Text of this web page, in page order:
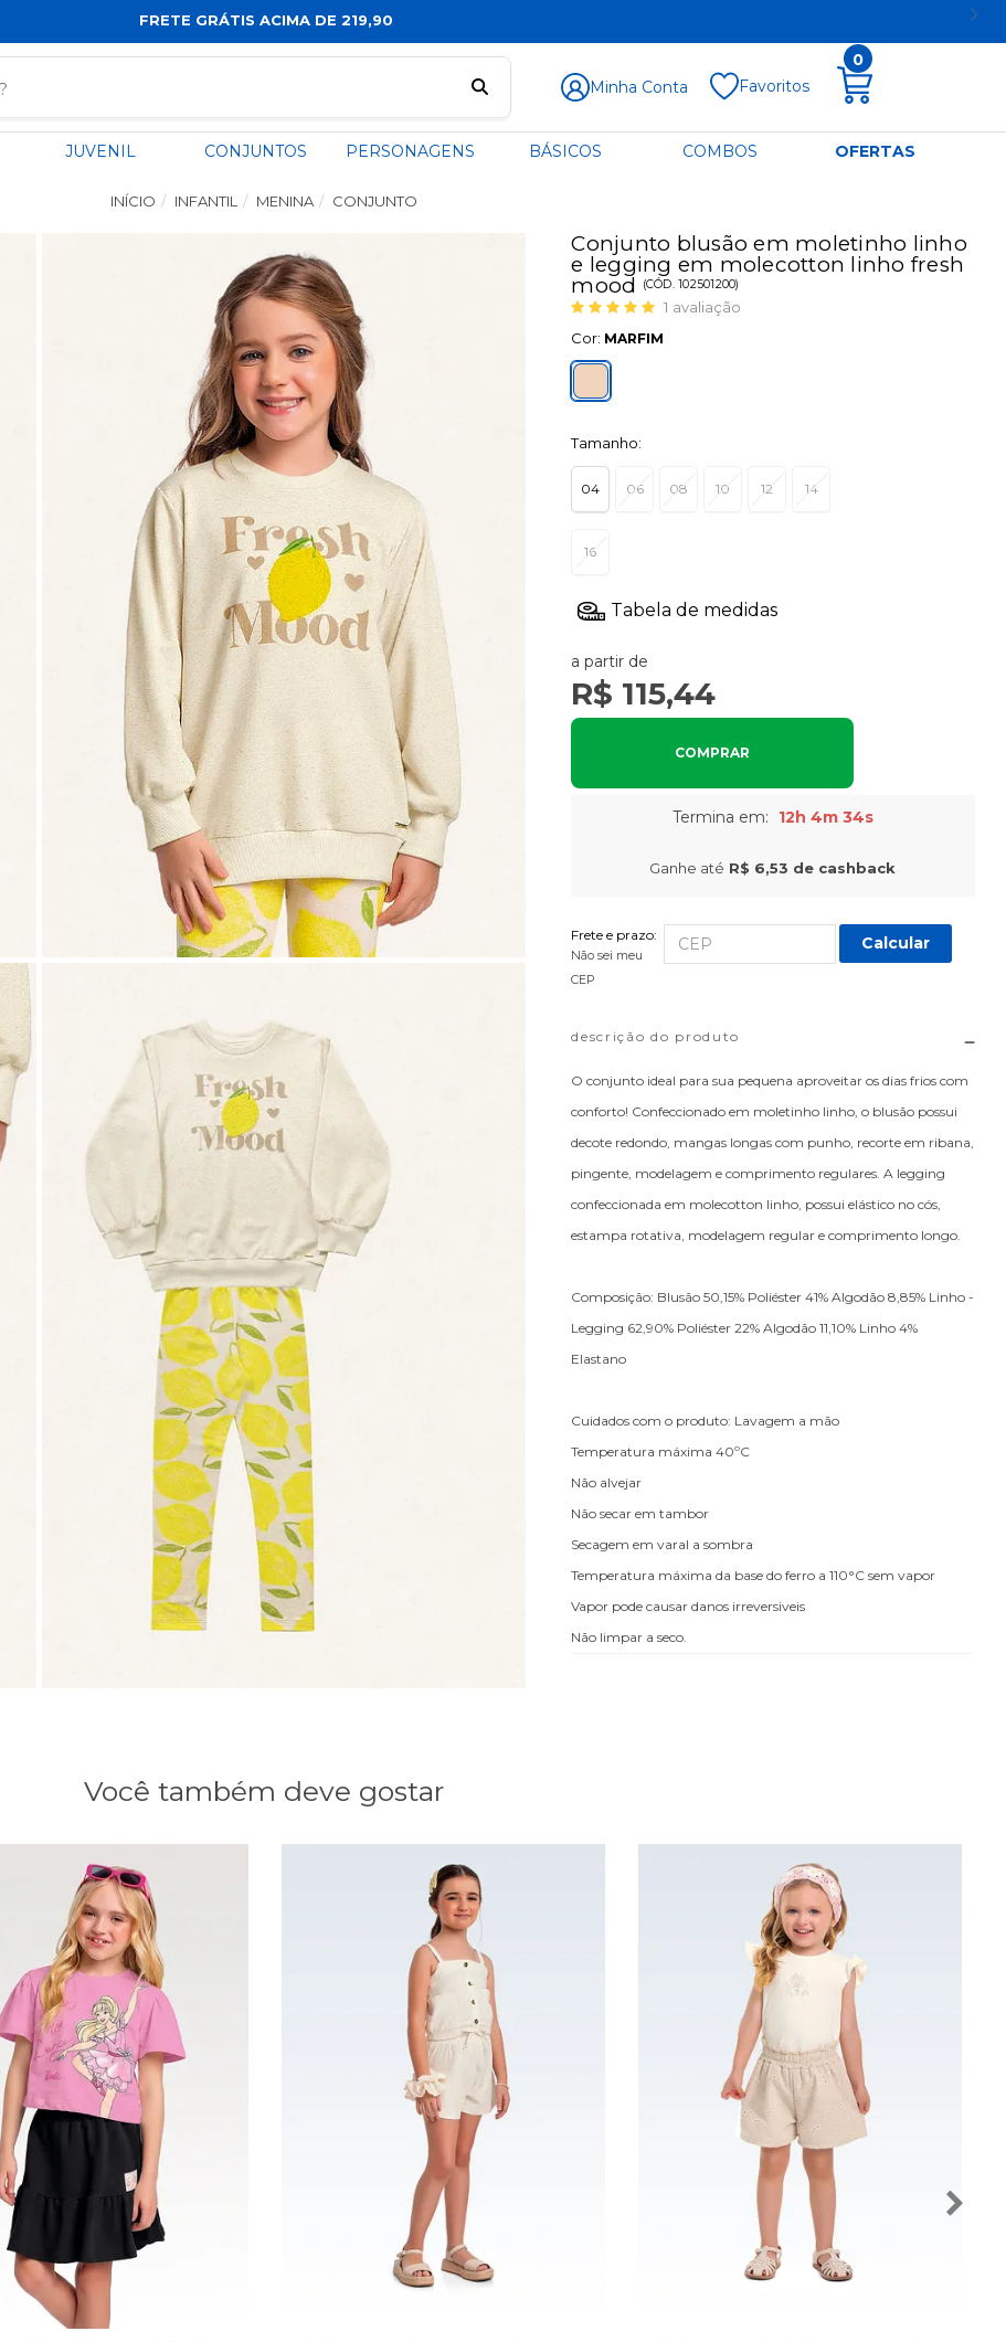
FRETE GRÁTIS ACIMA DE 219,90
Minha Conta Favoritos
0
JUVENIL CONJUNTOS PERSONAGENS BÁSICOS COMBOS OFERTAS
INÍCIO INFANTIL MENINA CONJUNTO
Conjunto blusão em moletinho linho
e legging em molecotton linho fresh
mood
(CÓD.102501200)
1 avaliação
Cor: MARFIM
Tamanho:
04 06 08 10 12 14
16
a partir de
R$ 115,44
COMPRAR
Termina em: 12h 4m 33s
Ganhe até R$ 6,53 de cashback
Frete e prazo:
Não sei meu
CEP
Calcular
descrição do produto
O conjunto ideal para sua pequena aproveitar os dias frios com
conforto! Confeccionado em moletinho linho, o blusão possui
decote redondo, mangas longas com punho, recorte em ribana,
pingente, modelagem e comprimento regulares. A legging
confeccionada em molecotton linho, possui elástico no cós,
estampa rotativa, modelagem regular e comprimento longo.
Composição: Blusão 50,15% Poliéster 41% Algodão 8,85% Linho -
Legging 62,90% Poliéster 22% Algodão 11,10% Linho 4%
Elastano
Cuidados com o produto: Lavagem a mão
Temperatura máxima 40ºC
Não alvejar
Não secar em tambor
Secagem em varal a sombra
Temperatura máxima da base do ferro a 110°C sem vapor
Vapor pode causar danos irreversiveis
Não limpar a seco.
Você também deve gostar